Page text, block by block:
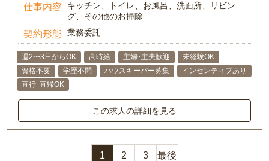
仕事内容
キッチン、トイレ、お風呂、洗面所、リビン
グ、その他のお掃除
契約形態 業務委託
週2〜3日からOK 高時給 主婦･主夫歓迎
未経験OK
資格不要
学歴不問 ハウスキーパー募集
インセンティブあり
直行･直帰OK
この求人の詳細を見る
1 2 3 最後